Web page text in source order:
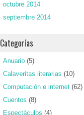
octubre 2014
septiembre 2014
Categorías
Anuario (5)
Calaveritas literarias (10)
Computación e internet (62)
Cuentos (8)
Espectáculos (4)